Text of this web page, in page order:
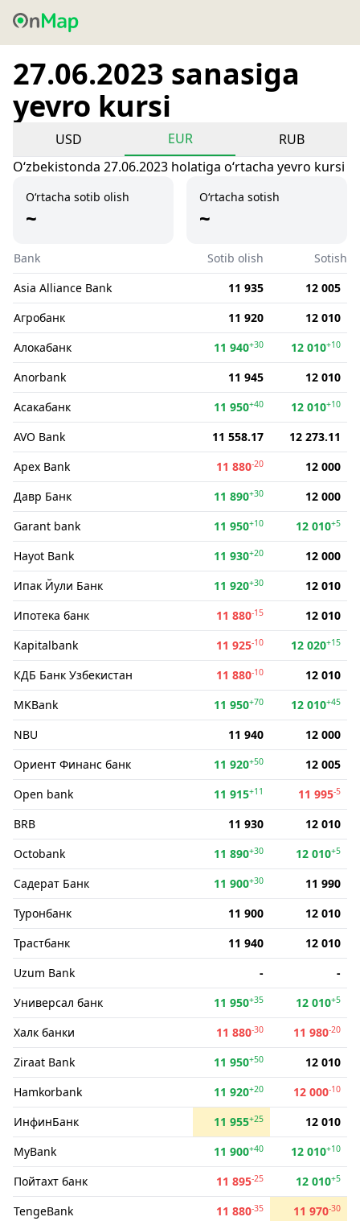
27.06.2023 sanasiga
yevro kursi
USD EUR
RUB
Oʻzbekistonda 27.06.2023 holatiga oʻrtacha yevro kursi
O‘rtacha sotib olish
~
O‘rtacha sotish
~
Bank Sotib olish
Sotish
Asia Alliance Bank
11 935
12 005
Агробанк
11 920
12 010
Алокабанк
11 940+30 12 010+10
Anorbank 11 945
12 010
Асакабанк
11 950+40 12 010+10
AVO Bank 11 558.17
12 273.11
Apex Bank
11 880-20
12 000
Давр Банк
11 890+30
12 000
Garant bank
11 950+10 12 010+5
Hayot Bank 11 930+20
12 000
Ипак Йули Банк
11 920+30
12 010
Ипотека банк
11 880-15
12 010
Kapitalbank
11 925-10 12 020+15
КДБ Банк Узбекистан 11 880-10
12 010
MKBank
11 950+70 12 010+45
NBU 11 940
12 000
Ориент Финанс банк
11 920+50
12 005
Open bank
11 915+11 11 995-5
BRB 11 930
12 010
Octobank
11 890+30 12 010+5
Садерат Банк 11 900+30
11 990
Туронбанк
11 900
12 010
Трастбанк
11 940
12 010
Uzum Bank
-
-
Универсал банк
11 950+35 12 010+5
Халк банки 11 880-30 11 980-20
Ziraat Bank 11 950+50
12 010
Hamkorbank
11 920+20 12 000-10
ИнфинБанк 11 955+25
12 010
MyBank
11 900+40 12 010+10
Пойтахт банк 11 895-25 12 010+5
TengeBank 11 880-35 11 970-30